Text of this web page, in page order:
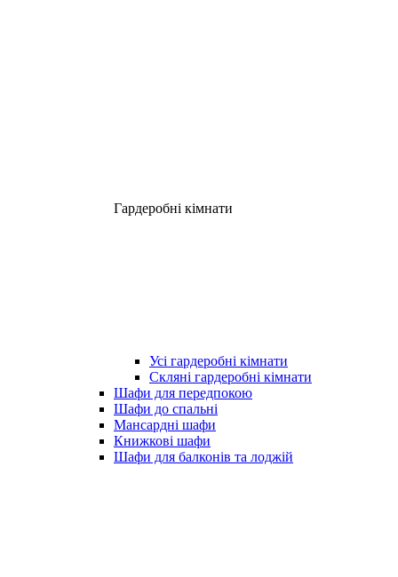
Гардеробні кімнати
Усі гардеробні кімнати
Скляні гардеробні кімнати
Шафи для передпокою
Шафи до спальні
Мансардні шафи
Книжкові шафи
Шафи для балконів та лоджій